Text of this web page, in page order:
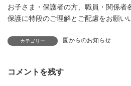
お子さま・保護者の方、職員・関係者
保護に特段のご理解とご配慮をお願い
カテゴリー 園からのお知らせ
コメントを残す